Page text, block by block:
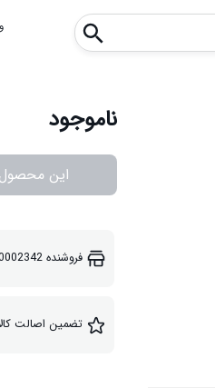
ناموجود
این محصول
فروشنده
تضمین اصالت